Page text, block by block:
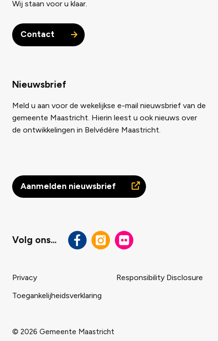
Wij staan voor u klaar.
Contact
Nieuwsbrief
Meld u aan voor de wekelijkse e-mail nieuwsbrief van de
gemeente Maastricht. Hierin leest u ook nieuws over
de ontwikkelingen in Belvédère Maastricht.
Aanmelden nieuwsbrief
Volg ons...
Privacy
Toegankelijheidsverklaring
Responsibility Disclosure
© 2026 Gemeente Maastricht